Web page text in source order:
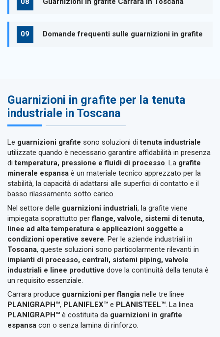
Domande frequenti sulle guarnizioni in grafite
Guarnizioni in grafite per la tenuta
industriale in Toscana
Le guarnizioni grafite sono soluzioni ditenuta industriale
utilizzate quando è necessario garantire affidabilità in presenza
ditemperatura, pressione e fluidi di processo. La grafite
minerale espansa è un materiale tecnico apprezzato per la
stabilità, la capacità di adattarsi alle superfici di contatto e il
basso rilassamento sotto carico.
Nel settore delle guarnizioni industriali, la grafite viene
impiegata soprattutto perflange, valvole, sistemi di tenuta,
linee ad alta temperatura e applicazioni soggette a
condizioni operative severe . Per le aziende industriali in
Toscana, queste soluzioni sono particolarmente rilevanti in
impianti di processo, centrali, sistemi piping, valvole
industriali e linee produttive dove la continuità della tenuta è
un requisito essenziale.
Carrara produce guarnizioni per flangia nelle tre linee
PLANIGRAPH™, PLANIFLEX™ e PLANISTEEL™. La linea
PLANIGRAPH™ è costituita da guarnizioni in grafite
espansa con o senza lamina di rinforzo.